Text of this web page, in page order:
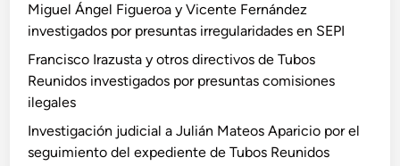
Miguel Ángel Figueroa y Vicente Fernández
investigados por presuntas irregularidades en SEPI
Francisco Irazusta y otros directivos de Tubos
Reunidos investigados por presuntas comisiones
ilegales
Investigación judicial a Julián Mateos Aparicio por el
seguimiento del expediente de Tubos Reunidos